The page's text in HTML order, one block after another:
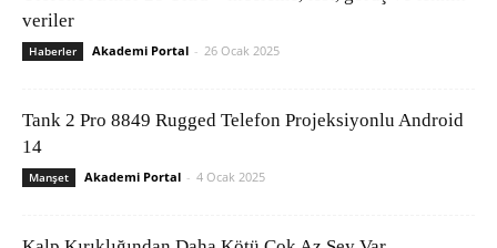
veriler
Haberler Akademi Portal - 26 Ocak 2025
Tank 2 Pro 8849 Rugged Telefon Projeksiyonlu Android
14
Manşet Akademi Portal - 4 Ocak 2025